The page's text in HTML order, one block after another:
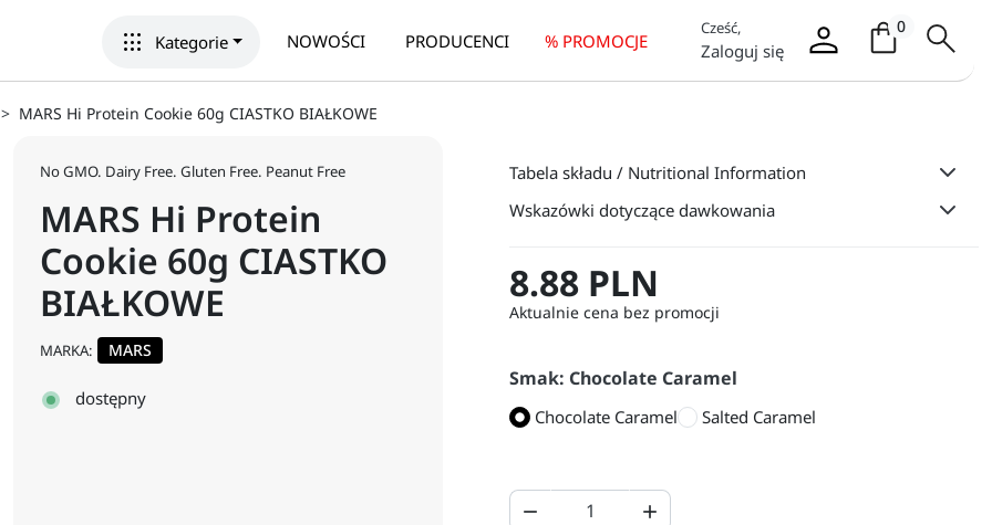
apps Kategorie NOWOŚCI PRODUCENCI % PROMOCJE
Cześć,
Zaloguj się
0Koszyk /
MARS Hi Protein Cookie 60g CIASTKO BIAŁKOWE
No GMO. Dairy Free. Gluten Free. Peanut Free
MARS Hi Protein
Cookie 60g CIASTKO
BIAŁKOWE
MARKA: MARS
dostępny
Tabela składu / Nutritional Information
Wskazówki dotyczące dawkowania
8.88 PLN
Aktualnie cena bez promocji
Smak: Chocolate Caramel
Chocolate Caramel Salted Caramel
 